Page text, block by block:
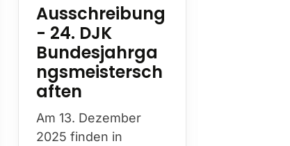
Ausschreibung
- 24. DJK
Bundesjahrga
ngsmeistersch
aften
Am 13. Dezember
2025 finden in